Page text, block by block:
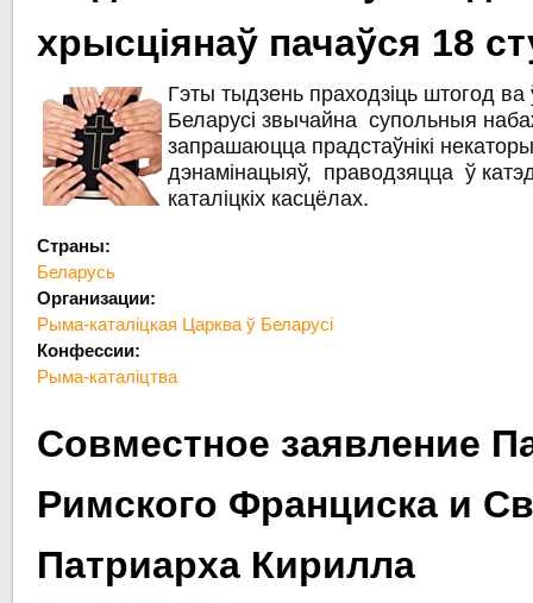
хрысціянаў пачаўся 18
Гэты тыдзень праходзіць штогод ва
Беларусі звычайна супольныя
запрашаюцца прадстаўнікі
дэнамінацыяў, праводзяцца ў
каталіцкіх касцёлах.
Страны:
Беларусь
Организации:
Рыма-каталіцкая Царква ў Беларусі
Конфессии:
Рыма-каталіцтва
Совместное заявление
Римского Франциска и
Патриарха Кирилла